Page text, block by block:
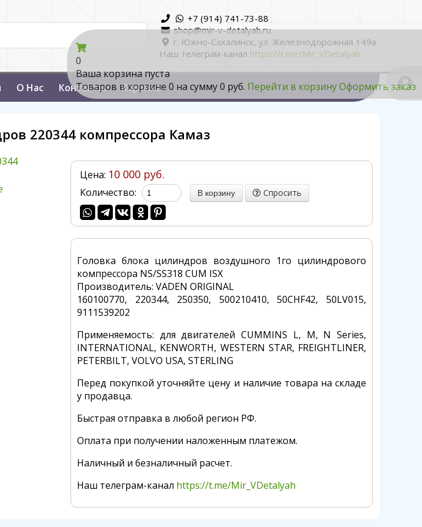
0
Ваша корзина пуста
Товаров в корзине 0 на сумму0 руб. Перейти в корзинуОформить заказ
+7 (914) 741-73-88
shop@mir-v-detalyah.ru
г. Южно-Сахалинск, ул. Железнодорожная 149а
Наш телеграм-канал https://t.me/Mir_VDetalyah
О Нас Контакты Корзина
220344 компрессора Камаз
Цена: 10 000 руб.
Количество: Спросить
Головка блока цилиндров воздушного 1го цилиндрового
компрессора NS/SS318 CUM ISX
Производитель: VADEN ORIGINAL
160100770, 220344, 250350, 500210410, 50CHF42, 50LV015,
9111539202
Применяемость: для двигателей CUMMINS L, M, N Series,
INTERNATIONAL, KENWORTH, WESTERN STAR, FREIGHTLINER,
PETERBILT, VOLVO USA, STERLING
Перед покупкой уточняйте цену и наличие товара на складе
у продавца.
Быстрая отправка в любой регион РФ.
Оплата при получении наложенным платежом.
Наличный и безналичный расчет.
Наш телеграм-канал https://t.me/Mir_VDetalyah